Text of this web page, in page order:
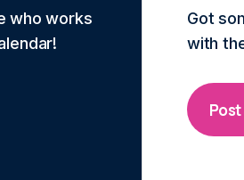
who works
Got
with